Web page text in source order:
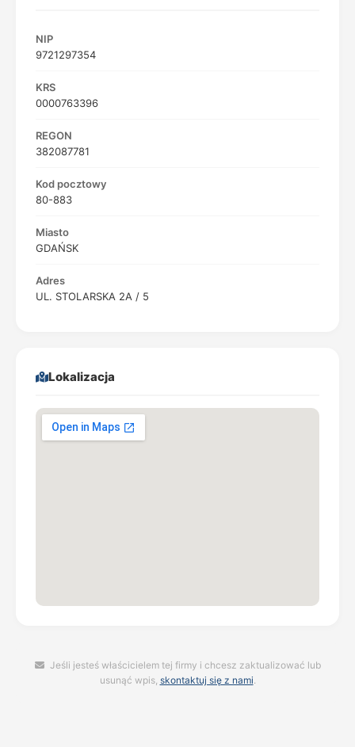
NIP
9721297354
KRS
0000763396
REGON
382087781
Kod pocztowy
80-883
Miasto
GDAŃSK
Adres
UL. STOLARSKA 2A / 5
Lokalizacja
Jeśli jesteś właścicielem tej firmy i chcesz zaktualizować lub
usunąć wpis, skontaktuj się z nami.